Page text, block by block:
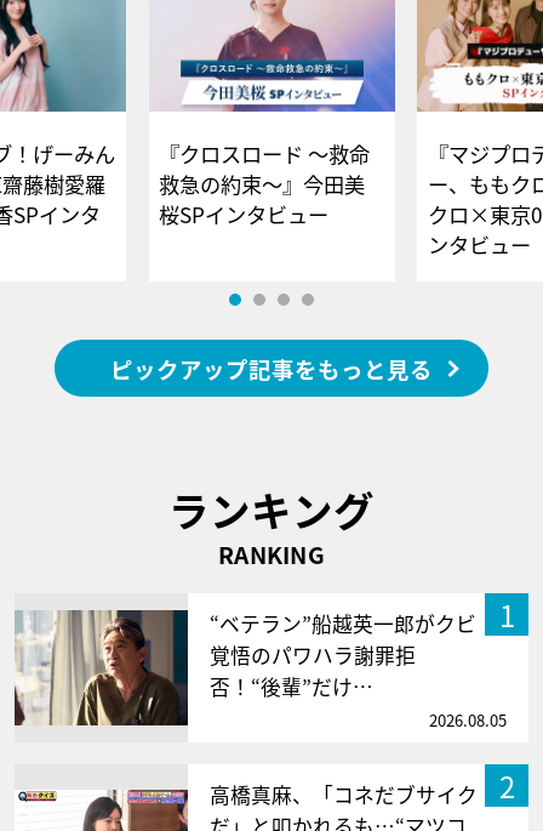
！げーみん
藤樹愛羅
SPインタ
『クロスロード ～救命
救急の約束～』今田美
桜SPインタビュー
『マジプロ
ー、ももク
クロ×東京
ンタビュー
ピックアップ記事をもっと見る
ランキング
RANKING
1
“ベテラン”船越英一郎がクビ
覚悟のパワハラ謝罪拒
否！“後輩”だけ…
2026.08.05
2
高橋真麻、「コネだブサイク